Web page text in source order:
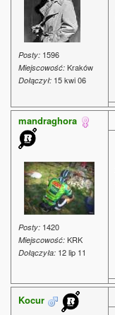
Posty: 1596
Miejscowość: Kraków
Dołączył: 15 kwi 06
mandraghora
Posty: 1420
Miejscowość: KRK
Dołączyła: 12 lip 11
Kocur